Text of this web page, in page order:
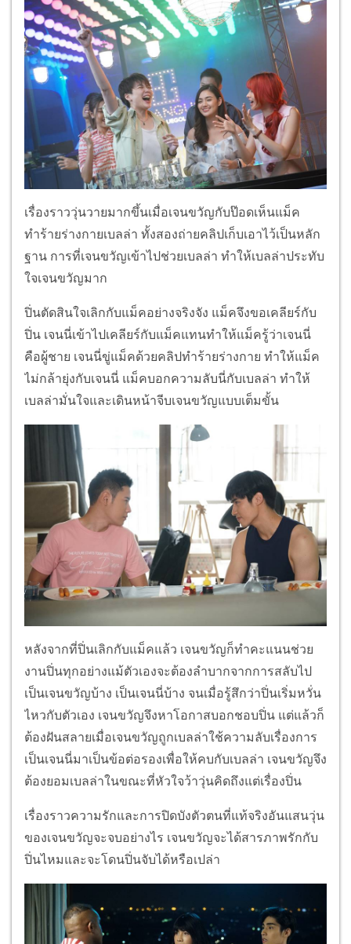
เรื่องราววุ่นวายมากขึ้นเมื่อเจนขวัญกับป๊อดเห็นแม็ค
ทำร้ายร่างกายเบลล่า ทั้งสองถ่ายคลิปเก็บเอาไว้เป็นหลัก
ฐาน การที่เจนขวัญเข้าไปช่วยเบลล่า ทำให้เบลล่าประทับ
ใจเจนขวัญมาก
ปิ่นตัดสินใจเลิกกับแม็คอย่างจริงจัง แม็คจึงขอเคลียร์กับ
ปิ่น เจนนี่เข้าไปเคลียร์กับแม็คแทนทำให้แม็ครู้ว่าเจนนี่
คือผู้ชาย เจนนี่ขู่แม็คด้วยคลิปทำร้ายร่างกาย ทำให้แม็ค
ไม่กล้ายุ่งกับเจนนี่ แม็คบอกความลับนี่กับเบลล่า ทำให้
เบลล่ามั่นใจและเดินหน้าจีบเจนขวัญแบบเต็มขั้น
หลังจากที่ปิ่นเลิกกับแม็คแล้ว เจนขวัญก็ทำคะแนนช่วย
งานปิ่นทุกอย่างแม้ตัวเองจะต้องลำบากจากการสลับไป
เป็นเจนขวัญบ้าง เป็นเจนนี่บ้าง จนเมื่อรู้สึกว่าปิ่นเริ่มหวั่น
ไหวกับตัวเอง เจนขวัญจึงหาโอกาสบอกชอบปิ่น แต่แล้วก็
ต้องฝันสลายเมื่อเจนขวัญถูกเบลล่าใช้ความลับเรื่องการ
เป็นเจนนี่มาเป็นข้อต่อรองเพื่อให้คบกับเบลล่า เจนขวัญจึง
ต้องยอมเบลล่าในขณะที่หัวใจว้าวุ่นคิดถึงแต่เรื่องปิ่น
เรื่องราวความรักและการปิดบังตัวตนที่แท้จริงอันแสนวุ่น
ของเจนขวัญจะจบอย่างไร เจนขวัญจะได้สารภาพรักกับ
ปิ่นไหมและจะโดนปิ่นจับได้หรือเปล่า